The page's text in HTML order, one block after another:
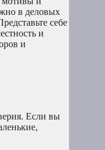
в деловых
себе
и
и
Если вы